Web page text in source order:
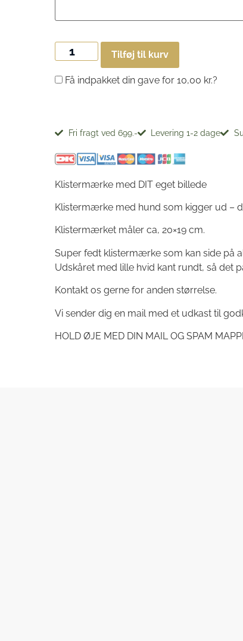
Tilføj til kurv
Få indpakket din gave for 10,00 kr.?
Fri fragt ved 699.- Levering 1-2 dage
Klistermærke med DIT eget billede
Klistermærke med hund som kigger ud –
Klistermærket måler ca, 20×19 cm.
Super fedt klistermærke som kan side på
Udskåret med lille hvid kant rundt, så det
Kontakt os gerne for anden størrelse.
Vi sender dig en mail med et udkast til
HOLD ØJE MED DIN MAIL OG SPAM